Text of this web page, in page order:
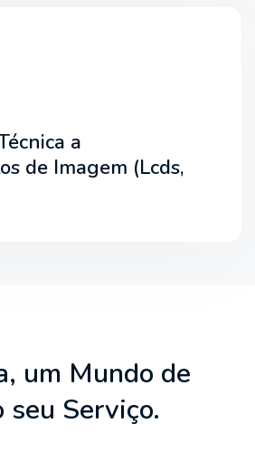
a
de Imagem (Lcds,
um Mundo de
seu Serviço.